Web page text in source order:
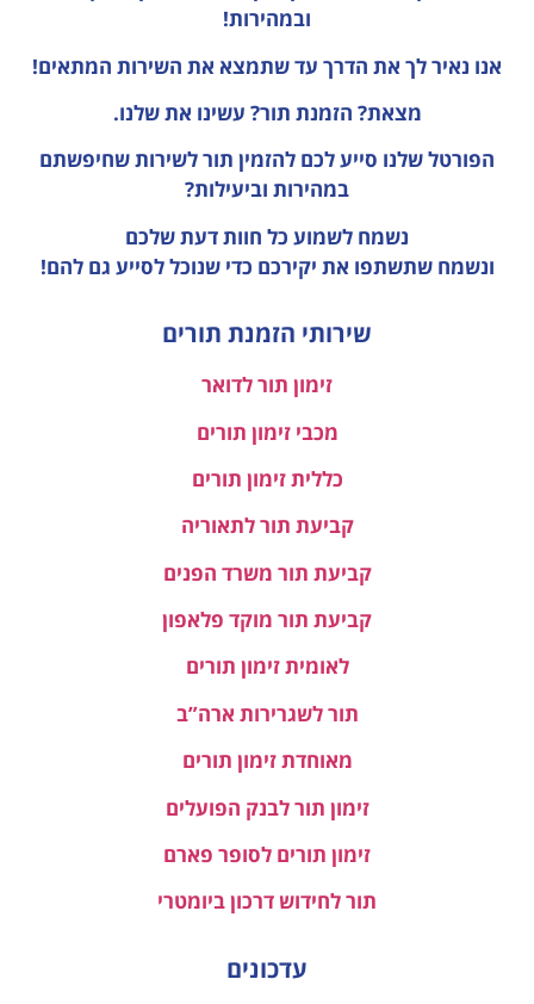
ובמהירות!
אנו נאיר לך את הדרך עד שתמצא את השירות המתאים!
מצאת? הזמנת תור? עשינו את שלנו.
הפורטל שלנו סייע לכם להזמין תור לשירות שחיפשתם
במהירות וביעילות?
נשמח לשמוע כל חוות דעתשלכם
ונשמח שתשתפו את יקירכם כדי שנוכל לסייע גם להם!
שירותי הזמנת תורים
זימון תור לדואר
מכבי זימון תורים
כללית זימון תורים
קביעת תור לתאוריה
קביעת תור משרד הפנים
קביעת תור מוקד פלאפון
לאומית זימון תורים
תור לשגרירות ארה”ב
מאוחדת זימון תורים
זימון תור לבנק הפועלים
זימון תורים לסופר פארם
תור לחידוש דרכון ביומטרי
עדכונים